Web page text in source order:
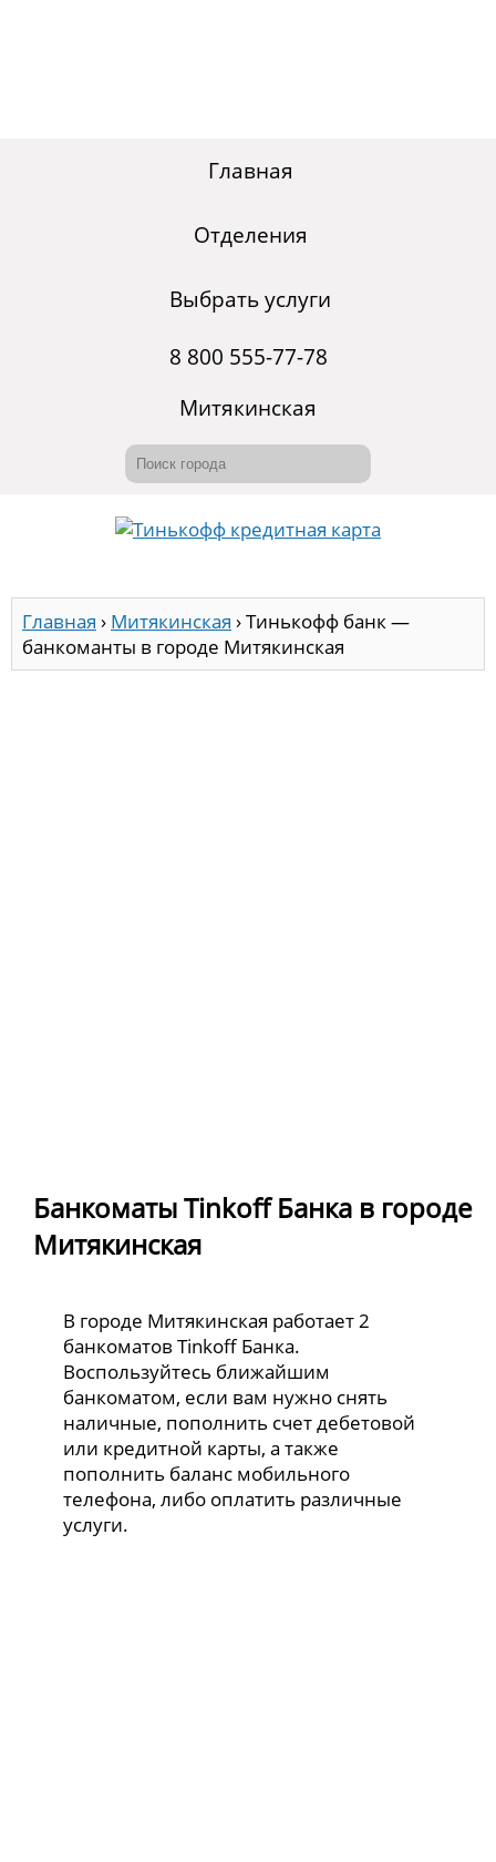
Главная
Отделения
Выбрать услуги
8 800 555-77-78
Митякинская
Главная › Митякинская ›Тинькофф банк —
банкоманты в городе Митякинская
Банкоматы Tinkoff Банка в городе
Митякинская
В городе Митякинская работает 2
банкоматов Tinkoff Банка.
Воспользуйтесь ближайшим
банкоматом, если вам нужно снять
наличные, пополнить счет дебетовой
или кредитной карты, а также
пополнить баланс мобильного
телефона, либо оплатить различные
услуги.